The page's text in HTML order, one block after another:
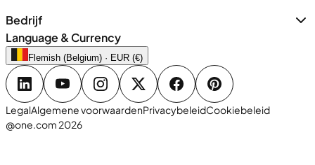
Bedrijf
Language & Currency
Flemish (Belgium) · EUR (€)
LegalAlgemene voorwaardenPrivacybeleidCookiebeleid
@one.com 2026